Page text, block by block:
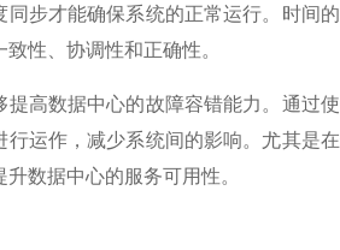
同步才能确保系统的正常运行。时间
性、协调性和正确性。
数据中心的故障容错能力。通过使
行运作，减少系统间的影响。尤其是
数据中心的服务可用性。